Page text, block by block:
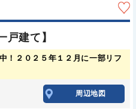
建て】
！２０２５年１２月に一部リフ
周辺地図